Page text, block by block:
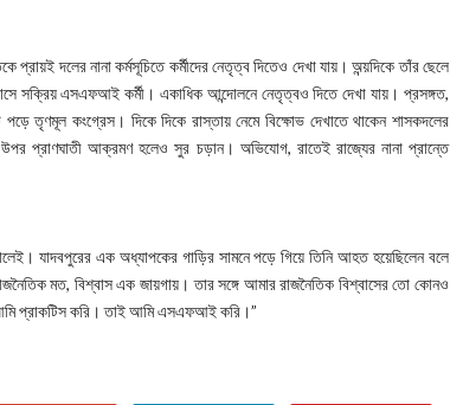
দলের নানা কর্মসূচিতে কর্মীদের নেতৃত্ব দিতেও দেখা যায়। অন্য়দিকে তাঁর ছেলে
সক্রিয় এসএফআই কর্মী। একাধিক আন্দোলনে নেতৃত্বও দিতে দেখা যায়। প্রসঙ্গত,
পড়ে তৃণমূল কংগ্রেস। দিকে দিকে রাস্তায় নেমে বিক্ষোভ দেখাতে থাকেন শাসকদলের
উপর প্রাণঘাতী আক্রমণ হলেও সুর চড়ান। অভিযোগ, রাতেই রাজ্যের নানা প্রান্তে
যাদবপুরের এক অধ্যাপকের গাড়ির সামনে পড়ে গিয়ে তিনি আহত হয়েছিলেন বলে
মত, বিশ্বাস এক জায়গায়। তার সঙ্গে আমার রাজনৈতিক বিশ্বাসের তো কোনও
প্রাকটিস করি। তাই আমি এসএফআই করি।”